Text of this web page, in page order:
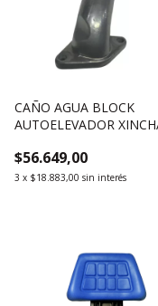
CAÑO AGUA BLOCK
AUTOELEVADOR
$56.649,00
3 x $18.883,00 sin interés